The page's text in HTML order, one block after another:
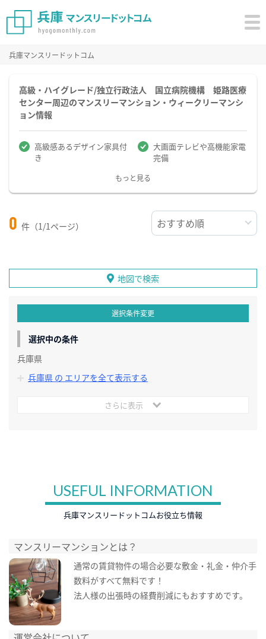
兵庫マンスリードットコム
高級・ハイグレード/独立行政法人 国立病院機構 姫路医療
センター周辺のマンスリーマンション・ウィークリーマンシ
ョン情報
高級感あるデザイン家具付
き
大画面テレビや高機能家電
完備
もっと見る
0 件（1/1ページ）
地図で検索
選択条件変更
選択中の条件
兵庫県
兵庫県 の エリアを全て表示する
さらに表示
USEFUL INFORMATION
兵庫マンスリードットコムお役立ち情報
マンスリーマンションとは？
通常の賃貸物件の場合必要な敷金・礼金・仲介手
数料がすべて無料です！
法人様の出張時の経費削減にもおすすめです。